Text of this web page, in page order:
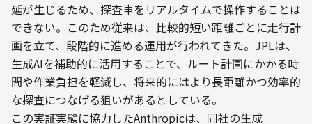
延が生じるため、探査車をリアルタイムで操作することは
できない。このため従来は、比較的短い距離ごとに走行計
画を立て、段階的に進める運用が行われてきた。JPLは、
生成AIを補助的に活用することで、ルート計画にかかる時
間や作業負担を軽減し、将来的にはより長距離かつ効率的
な探査につなげる狙いがあるとしている。
この実証実験に協力したAnthropicは、同社の生成